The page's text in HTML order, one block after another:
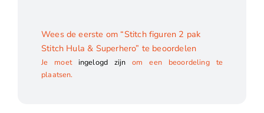
Wees de eerste om “Stitch figuren 2 pak
Stitch Hula & Superhero” te beoordelen
Je moet ingelogd zijn om een beoordeling te
plaatsen.